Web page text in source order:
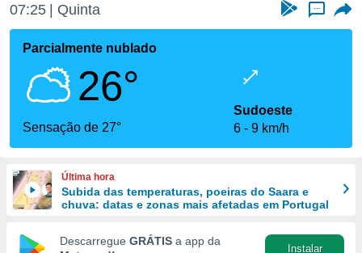
da
foi
para
fornecidas
e
forma
07:25 Quinta ...
Parcialmente nublado
26°
Sensação de 27°
Sudoeste
6
9 km/h
Última hora
Subida das temperaturas, poeiras do Saara e
chuva: datas e zonas mais afetadas em Portugal
Descarregue GRÁTIS a app da
Instalar